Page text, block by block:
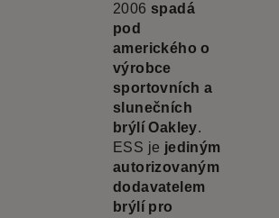
2006 spadá
pod
amerického o
výrobce
sportovních a
slunečních
brýlí Oakley.
ESS je jediným
autorizovaným
dodavatelem
brýlí pro